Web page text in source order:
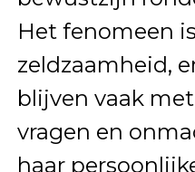
Het fenomeen
zeldzaamheid,
blijven vaak
vragen en
haar